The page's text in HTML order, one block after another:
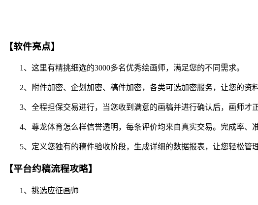
【软件亮点】
1、这里有精挑细选的3000多名优秀绘画师，满足您的不同需求。
2、附件加密、企划加密、稿件加密，各类可选加密服务，让您的资料
3、全程担保交易进行，当您收到满意的画稿并进行确认后，画师才正
4、尊龙体育怎么样信誉透明，每条评价均来自真实交易。完成率、准
5、定义您独有的稿件验收阶段，生成详细的数据报表，让您轻松管理
【平台约稿流程攻略】
1、挑选应征画师